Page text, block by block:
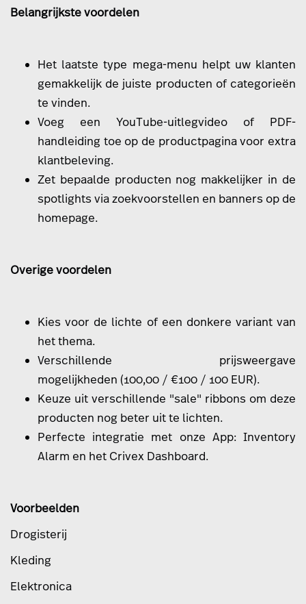
Belangrijkste voordelen
Het laatste type mega-menu helpt uw klanten
gemakkelijk de juiste producten of categorieën
te vinden.
Voeg een YouTube-uitlegvideo of PDF-
handleiding toe op de productpagina voor extra
klantbeleving.
Zet bepaalde producten nog makkelijker in de
spotlights via zoekvoorstellen en banners op de
homepage.
Overige voordelen
Kies voor de lichte of een donkere variant van
het thema.
Verschillende prijsweergave
mogelijkheden (100,00 / €100 / 100 EUR).
Keuze uit verschillende "sale" ribbons om deze
producten nog beter uit te lichten.
Perfecte integratie met onze App: Inventory
Alarm en het Crivex Dashboard.
Voorbeelden
Drogisterij
Kleding
Elektronica